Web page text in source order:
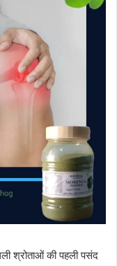
श्रोताओं की पहली पसंद